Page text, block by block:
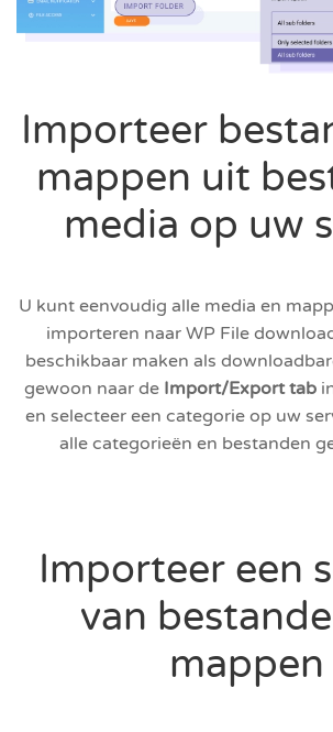
Importeer
mappen uit
media op uw
U kunt eenvoudig alle media en
importeren naar WP File
beschikbaar maken als
gewoon naar de Import/Export tab
en selecteer een categorie op uw
alle categorieën en bestanden
Importeer een
van
mappen